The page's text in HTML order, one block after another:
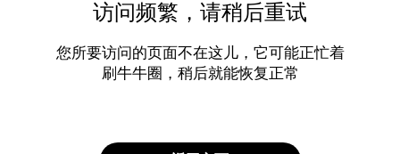
访问频繁，请稍后重试
您所要访问的页面不在这儿，它可能正忙着
刷牛牛圈，稍后就能恢复正常